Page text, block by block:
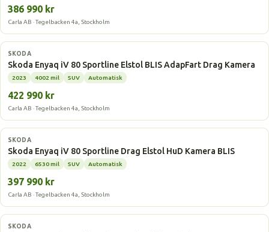
386 990 kr
Carla AB · Tegelbacken 4a, Stockholm
Elbil
SKODA
Skoda Enyaq iV 80 Sportline Elstol BLIS AdapFart Drag Kamera
2023 4002 mil SUV Automatisk
422 990 kr
Carla AB · Tegelbacken 4a, Stockholm
Elbil
SKODA
Skoda Enyaq iV 80 Sportline Drag Elstol HuD Kamera BLIS
2022 6530 mil SUV Automatisk
397 990 kr
Carla AB · Tegelbacken 4a, Stockholm
Laddhybrid
SKODA